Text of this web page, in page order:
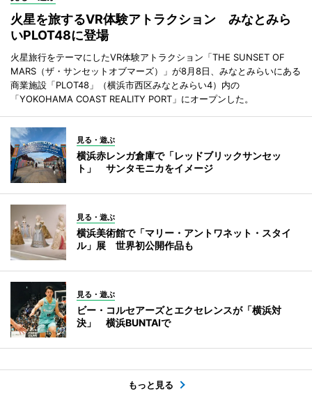
火星を旅するVR体験アトラクション みなとみら
いPLOT48に登場
火星旅行をテーマにしたVR体験アトラクション「THE SUNSET OF
MARS（ザ・サンセットオブマーズ）」が8月8日、みなとみらいにある
商業施設「PLOT48」（横浜市西区みなとみらい4）内の
「YOKOHAMA COAST REALITY PORT」にオープンした。
見る・遊ぶ
横浜赤レンガ倉庫で「レッドブリックサンセッ
ト」 サンタモニカをイメージ
見る・遊ぶ
横浜美術館で「マリー・アントワネット・スタイ
ル」展 世界初公開作品も
見る・遊ぶ
ビー・コルセアーズとエクセレンスが「横浜対
決」 横浜BUNTAIで
もっと見る